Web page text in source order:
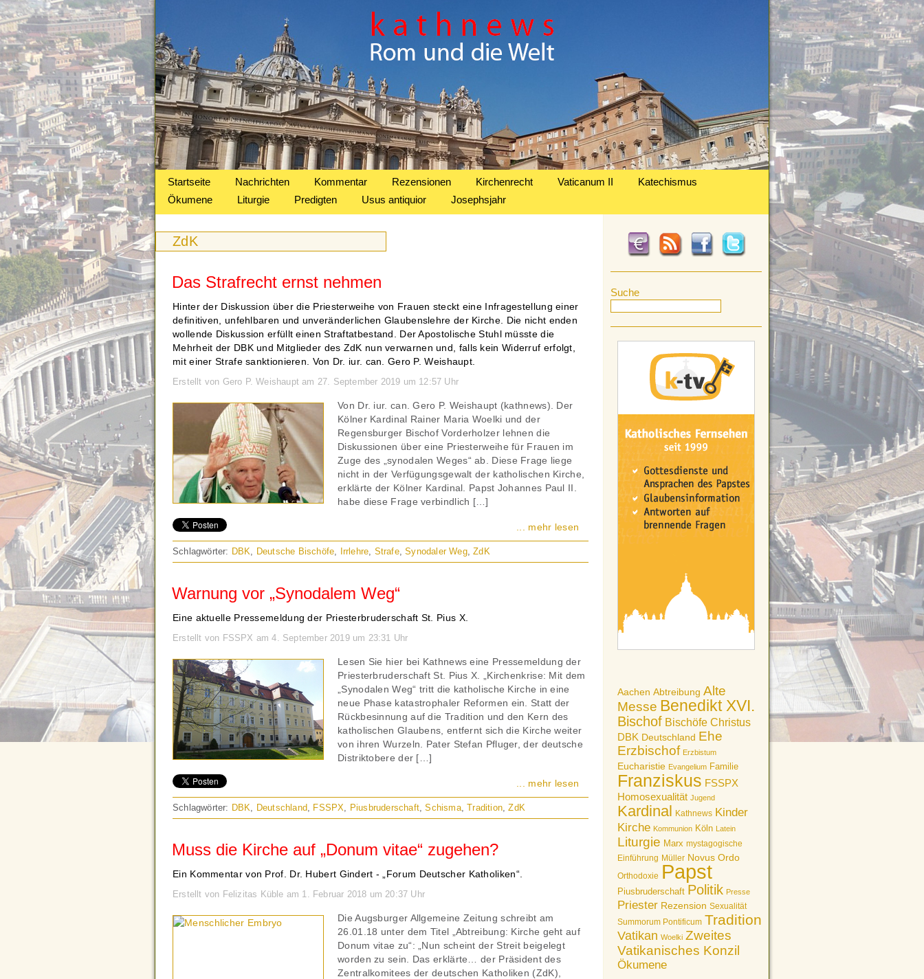
Startseite Nachrichten Kommentar Rezensionen Kirchenrecht Vaticanum II
Katechismus
Ökumene
Liturgie Predigten Usus antiquior Josephsjahr
Suche
Aachen Abtreibung Alte
Messe Benedikt XVI.
Bischof Bischöfe Christus
DBK Deutschland Ehe
Erzbischof Erzbistum
Eucharistie Evangelium Familie
Franziskus FSSPX
Homosexualität Jugend
Kardinal Kathnews Kinder
Kirche Kommunion Köln Latein
Liturgie Marx mystagogische
Einführung Müller Novus Ordo
Orthodoxie Papst
Piusbruderschaft Politik Presse
Priester Rezension Sexualität
Summorum Pontificum Tradition
Vatikan Woelki Zweites
Vatikanisches Konzil
Ökumene
ZdK
Das Strafrecht ernst nehmen
Hinter der Diskussion über die Priesterweihe von Frauen steckt eine Infragestellung einer
definitiven, unfehlbaren und unveränderlichen Glaubenslehre der Kirche. Die nicht enden
wollende Diskussion erfüllt einen Straftatbestand. Der Apostolische Stuhl müsste die
Mehrheit der DBK und Mitglieder des ZdK nun verwarnen und, falls kein Widerruf erfolgt,
mit einer Strafe sanktionieren. Von Dr. iur. can. Gero P. Weishaupt.
Erstellt von Gero P. Weishaupt am 27. September 2019 um 12:57 Uhr
Von Dr. iur. can. Gero P. Weishaupt (kathnews). Der
Kölner Kardinal Rainer Maria Woelki und der
Regensburger Bischof Vorderholzer lehnen die
Diskussionen über eine Priesterweihe für Frauen im
Zuge des „synodalen Weges“ ab. Diese Frage liege
nicht in der Verfügungsgewalt der katholischen Kirche,
erklärte der Kölner Kardinal. Papst Johannes Paul II.
habe diese Frage verbindlich […]
... mehr lesen
Schlagwörter: DBK, Deutsche Bischöfe, Irrlehre, Strafe,Synodaler Weg,ZdK
Warnung vor „Synodalem Weg“
Eine aktuelle Pressemeldung der Priesterbruderschaft St. Pius X.
Erstellt von FSSPX am 4. September 2019 um 23:31 Uhr
Lesen Sie hier bei Kathnews eine Pressemeldung der
Priesterbruderschaft St. Pius X. „Kirchenkrise: Mit dem
„Synodalen Weg“ tritt die katholische Kirche in eine
neue Phase katastrophaler Reformen ein. Statt der
Rückbesinnung auf die Tradition und den Kern des
katholischen Glaubens, entfernt sich die Kirche weiter
von ihren Wurzeln. Pater Stefan Pfluger, der deutsche
Distriktobere der […]
... mehr lesen
Schlagwörter: DBK, Deutschland, FSSPX, Piusbruderschaft,Schisma,Tradition,ZdK
Muss die Kirche auf „Donum vitae“ zugehen?
Ein Kommentar von Prof. Dr. Hubert Gindert - „Forum Deutscher Katholiken“.
Erstellt von Felizitas Küble am 1. Februar 2018 um 20:37 Uhr
Die Augsburger Allgemeine Zeitung schreibt am
26.01.18 unter dem Titel „Abtreibung: Kirche geht auf
Donum vitae zu“: „Nun scheint der Streit beigelegt
worden zu sein. Das erklärte… der Präsident des
Zentralkomitees der deutschen Katholiken (ZdK),